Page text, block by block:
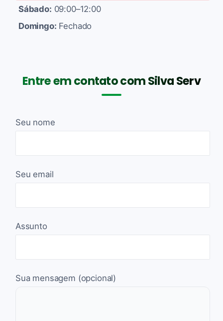
Sábado: 09:00–12:00
Domingo: Fechado
Entre em contato com Silva Serv
Seu nome
Seu email
Assunto
Sua mensagem (opcional)